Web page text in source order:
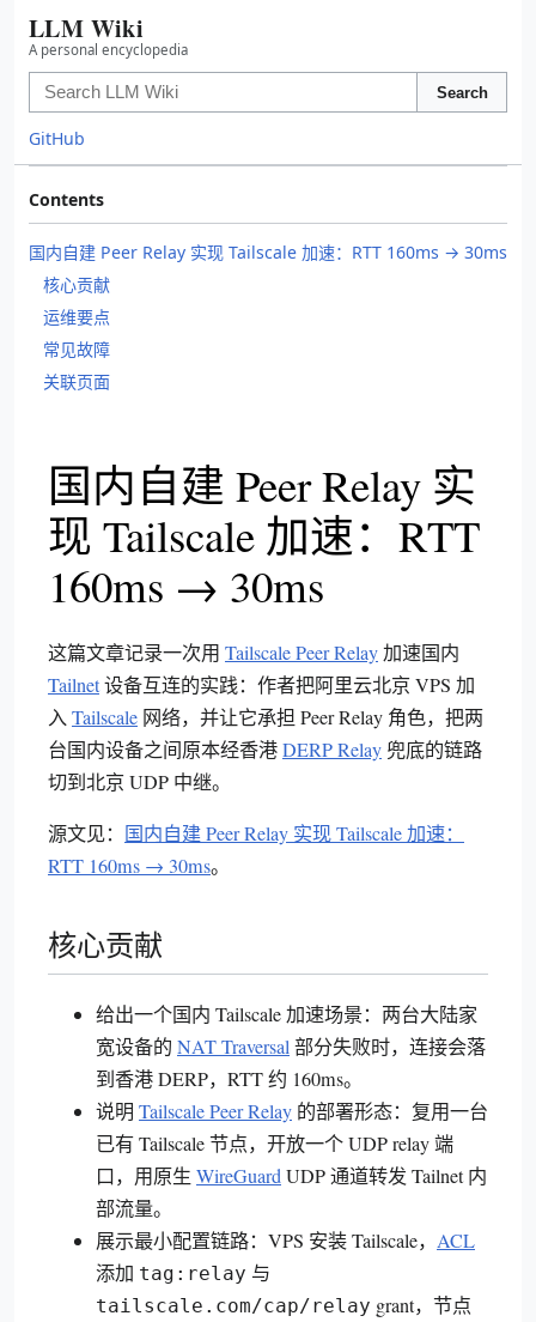
LLM Wiki
A personal encyclopedia
Search
GitHub
Contents
国内自建 Peer Relay 实现 Tailscale 加速：RTT 160ms → 30ms
核心贡献
运维要点
常见故障
关联页面
国内自建 Peer Relay 实
现 Tailscale 加速：RTT
160ms → 30ms
这篇文章记录一次用 Tailscale Peer Relay加速国内
Tailnet设备互连的实践：作者把阿里云北京 VPS 加
入Tailscale 网络，并让它承担 Peer Relay 角色，把两
台国内设备之间原本经香港DERP Relay 兜底的链路
切到北京 UDP 中继。
源文见： 国内自建 Peer Relay 实现 Tailscale 加速：
RTT 160ms → 30ms。
核心贡献
给出一个国内 Tailscale 加速场景：两台大陆家
宽设备的 NAT Traversal部分失败时，连接会落
到香港 DERP，RTT 约 160ms。
说明 Tailscale Peer Relay 的部署形态：复用一台
已有 Tailscale 节点，开放一个 UDP relay 端
口，用原生 WireGuardUDP 通道转发 Tailnet 内
部流量。
展示最小配置链路：VPS 安装 Tailscale， ACL
添加 tag:relay 与
tailscale.com/cap/relay grant，节点